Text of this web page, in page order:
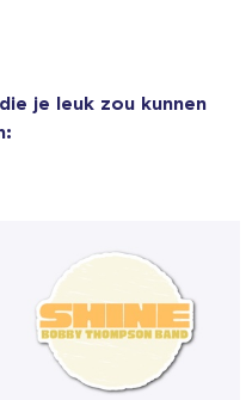
je leuk zou kunnen